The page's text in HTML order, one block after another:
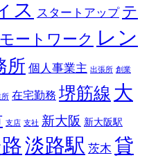
ス スタートアップ テ
ートワーク レン
所 個人事業主 出張所 創業
所 在宅勤務 堺筋線 大
支店 支社 新大阪 新大阪駅
淡路駅 茨木 貸